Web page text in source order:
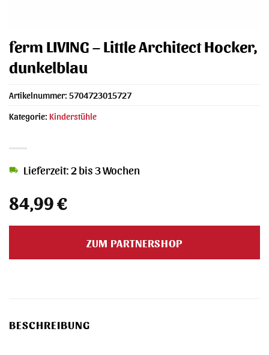
ferm LIVING – Little Architect Hocker,
dunkelblau
84,99€
Lieferzeit: 2 bis 3 Wochen
ZUM PARTNERSHOP
Artikelnummer: 5704723015727
Kategorie: Kinderstühle
BESCHREIBUNG